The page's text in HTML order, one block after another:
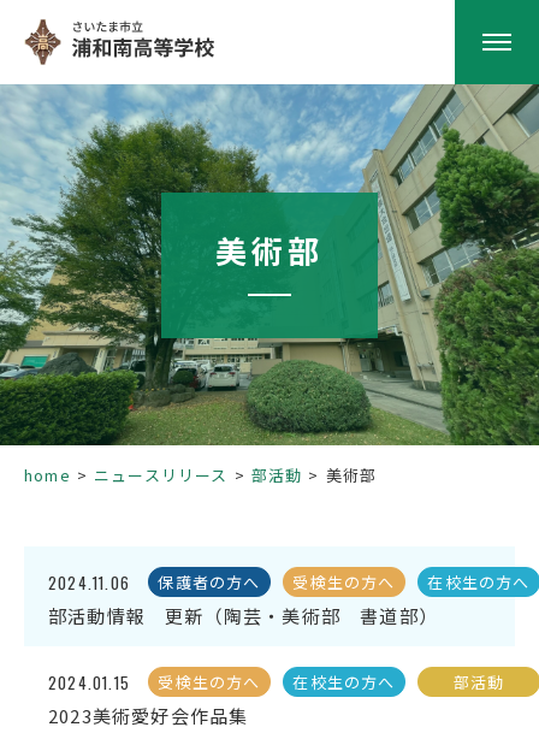
HOME
学校紹介
南高の教育
学校生活
部活動
受検生の方へ
年間スケジュール
学校パンフレット
美術部
home ニュースリリース 部活動 美術部
2024.11.06 保護者の方へ 受検生の方へ 在校生の方へ
部活動情報 更新（陶芸・美術部 書道部）
2024.01.15 受検生の方へ 在校生の方へ 部活動
2023美術愛好会作品集